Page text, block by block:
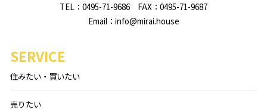
TEL：0495-71-9686 FAX：0495-71-9687
Email：info@mirai.house
SERVICE
住みたい・買いたい
売りたい